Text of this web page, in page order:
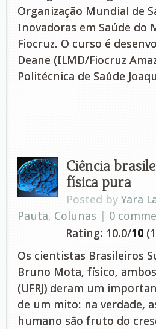
Organização Mundial de
Inovadoras em Saúde do
Fiocruz. O curso é
Deane (ILMD/Fiocruz
Politécnica de Saúde
Ciência
física pura
Posted by Yara
Pauta, Colunas | 0
Rating: 10.0/10
Os cientistas Brasileiros
Bruno Mota, físico,
(UFRJ) deram um
de um mito: na verdade,
humano são fruto do